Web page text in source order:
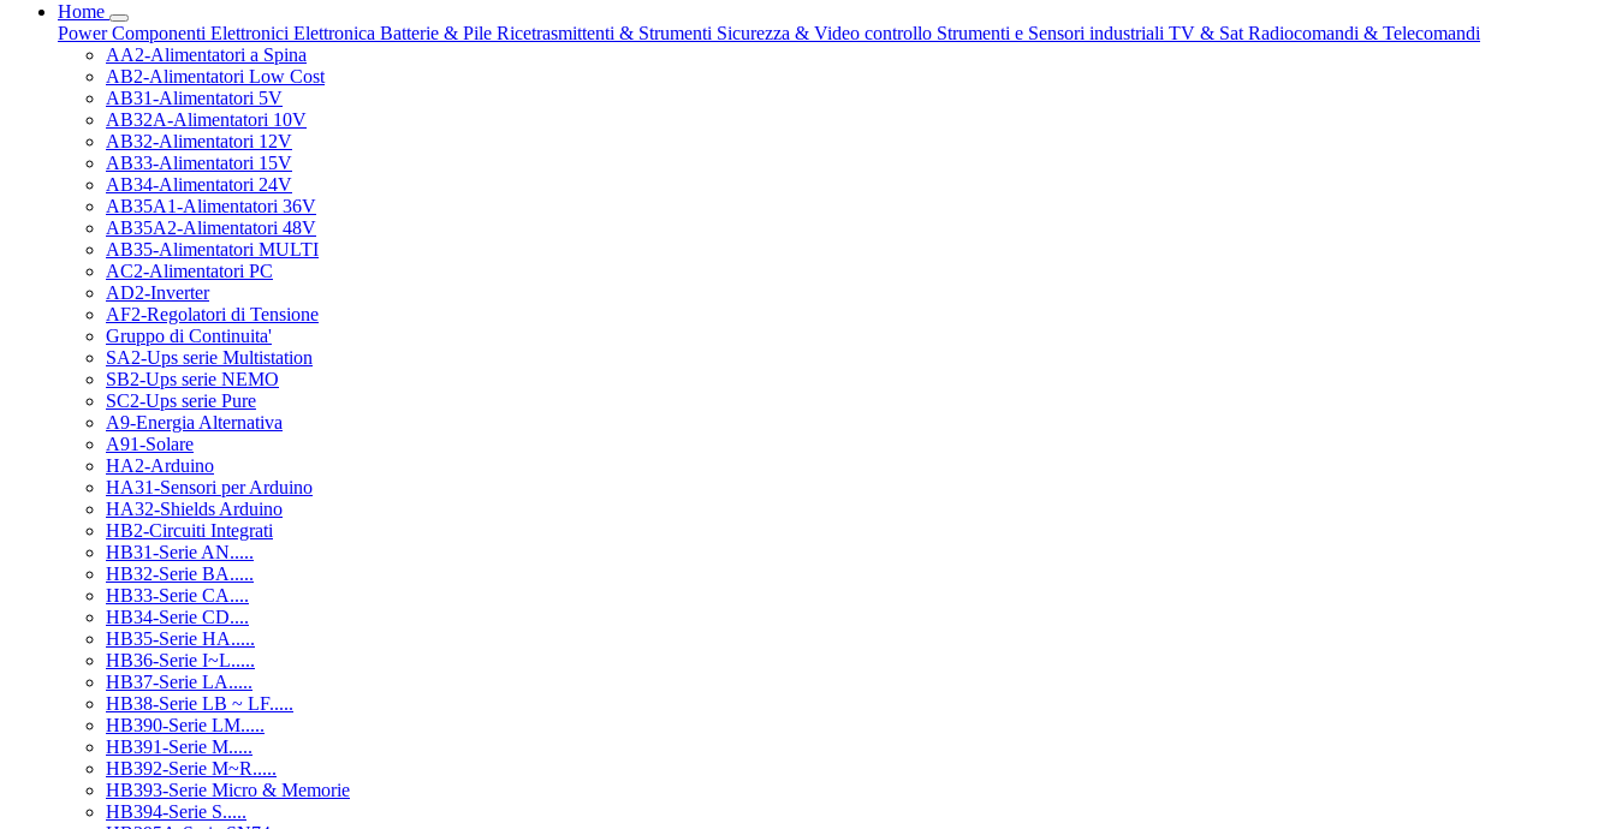
Home
PowerComponenti Elettronici Elettronica Batterie & Pile Ricetrasmittenti & Strumenti Sicurezza & Video controllo Strumenti e Sensori industriali TV & Sat Radiocomandi & Telecomandi
AA2-Alimentatori a Spina
AB2-Alimentatori Low Cost
AB31-Alimentatori 5V
AB32A-Alimentatori 10V
AB32-Alimentatori 12V
AB33-Alimentatori 15V
AB34-Alimentatori 24V
AB35A1-Alimentatori 36V
AB35A2-Alimentatori 48V
AB35-Alimentatori MULTI
AC2-Alimentatori PC
AD2-Inverter
AF2-Regolatori di Tensione
Gruppo di Continuita'
SA2-Ups serie Multistation
SB2-Ups serie NEMO
SC2-Ups serie Pure
A9-Energia Alternativa
A91-Solare
HA2-Arduino
HA31-Sensori per Arduino
HA32-Shields Arduino
HB2-Circuiti Integrati
HB31-Serie AN.....
HB32-Serie BA.....
HB33-Serie CA....
HB34-Serie CD....
HB35-Serie HA.....
HB36-Serie I~L.....
HB37-Serie LA.....
HB38-Serie LB ~ LF.....
HB390-Serie LM.....
HB391-Serie M.....
HB392-Serie M~R.....
HB393-Serie Micro & Memorie
HB394-Serie S.....